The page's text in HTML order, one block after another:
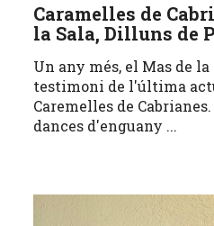
Caramelles de
la Sala, Dilluns de
Un any més, el Mas de
testimoni de l'última
Caremelles de
dances d'enguany ...